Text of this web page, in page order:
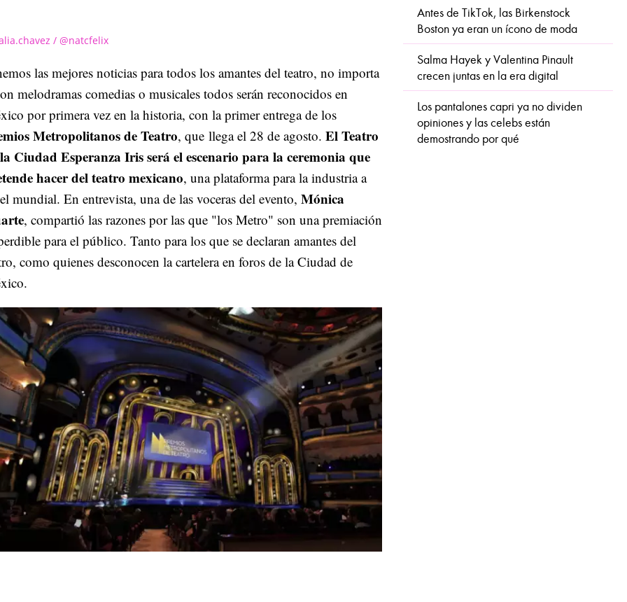
/ @natcfelix
las mejores noticias para todos los amantes del teatro, no importa
melodramas comedias o musicales todos serán reconocidos en
por primera vez en la historia, con la primer entrega de los
Metropolitanos de Teatro, que llega el 28 de agosto. El Teatro
Ciudad Esperanza Iris será el escenario para la ceremonia que
hacer del teatro mexicano, una plataforma para la industria a
mundial. En entrevista, una de las voceras del evento, Mónica
, compartió las razones por las que "los Metro" son una premiación
para el público. Tanto para los que se declaran amantes del
como quienes desconocen la cartelera en foros de la Ciudad de
Antes de TikTok, las Birkenstock
Boston ya eran un ícono de moda
Salma Hayek y Valentina Pinault
crecen juntas en la era digital
Los pantalones capri ya no dividen
opiniones y las celebs están
demostrando por qué